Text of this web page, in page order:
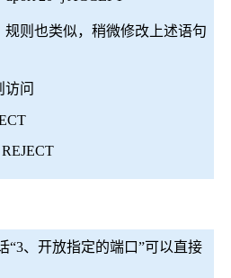
则也类似，稍微修改上述语句
访问
“3、开放指定的端口”可以直接